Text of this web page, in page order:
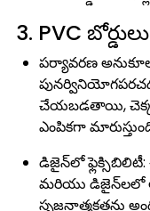
3. PVC
పర్యావరణ
చేయబడతాయి,
ఎంపికగా
డిజైన్‌లో ఫ్లెక్సిబిలిటీ:
మరియు డిజైన్‌లలో
సృజనాత్మకతను